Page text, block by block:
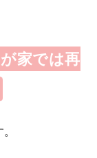
家では再